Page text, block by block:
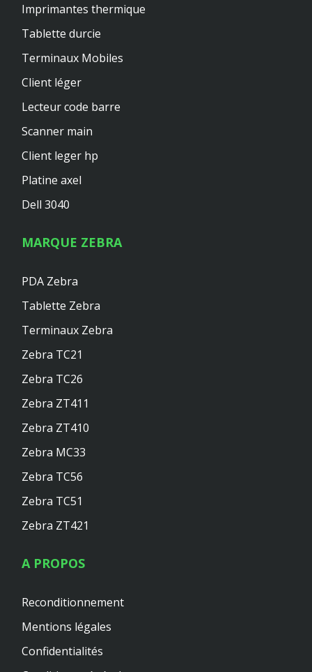
Imprimantes thermique
Tablette durcie
Terminaux Mobiles
Client léger
Lecteur code barre
Scanner main
Client leger hp
Platine axel
Dell 3040
MARQUE ZEBRA
PDA Zebra
Tablette Zebra
Terminaux Zebra
Zebra TC21
Zebra TC26
Zebra ZT411
Zebra ZT410
Zebra MC33
Zebra TC56
Zebra TC51
Zebra ZT421
A PROPOS
Reconditionnement
Mentions légales
Confidentialités